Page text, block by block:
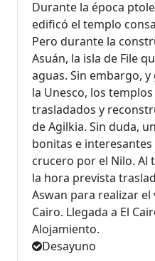
Durante la época
edificó el templo
Pero durante la
Asuán, la isla de File
aguas. Sin embargo,
la Unesco, los
trasladados y
de Agilkia. Sin duda,
bonitas e
crucero por el Nilo. Al
la hora prevista
Aswan para realizar el
Cairo. Llegada a El
Alojamiento.
Desayuno